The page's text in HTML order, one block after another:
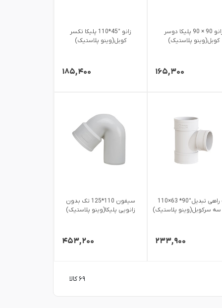
زانو 90 × 90 پلیکا دوسر
کوبل(وینو پلاستیک)
۱۶۵,۳۰۰
زانو °45*110 پلیکا تکسر
کوبل(وینو پلاستیک)
۱۸۵,۴۰۰
سه راهی تبدیل°90* 63×110
سه سرکوبل(وینو پلاستیک)
۲۳۳,۹۰۰
سیفون 110*125 تک بدون
زانویی پلیکا(وینو پلاستیک)
۴۵۳,۲۰۰
۶۹ کالا